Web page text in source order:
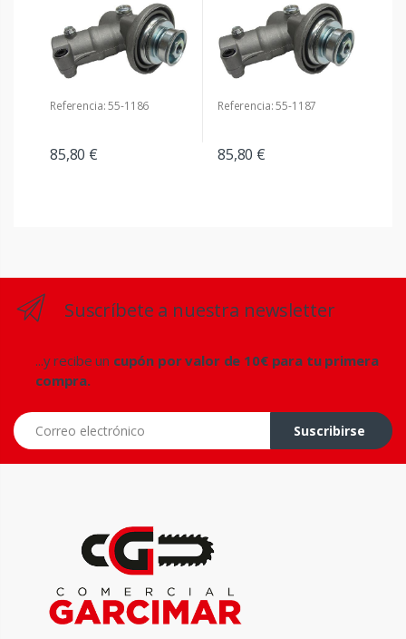
Referencia: 55-1186
85,80 €
Referencia: 55-1187
85,80 €
Suscríbete a nuestra newsletter
...y recibe un cupón por valor de 10€ para tu primera
compra.
Correo electrónico
Suscribirse